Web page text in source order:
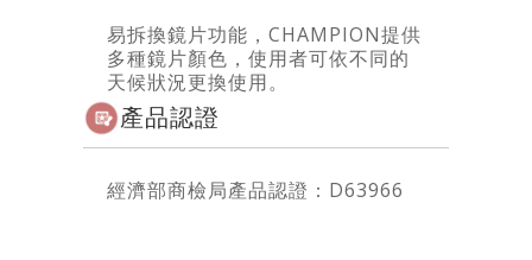
易拆換鏡片功能，CHAMPION提供
多種鏡片顏色，使用者可依不同的
天候狀況更換使用。
產品認證
經濟部商檢局產品認證：D63966